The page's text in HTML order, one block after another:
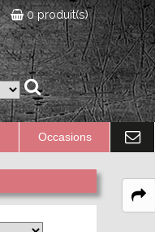
0 produit(s)
Occasions